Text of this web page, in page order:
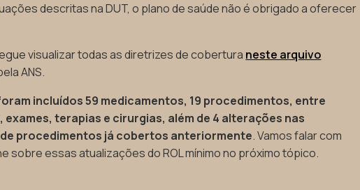
descritas na DUT, o plano de saúde não é obrigado a oferecer
visualizar todas as diretrizes de cobertura neste arquivo
ANS.
incluídos 59 medicamentos, 19 procedimentos, entre
exames, terapias e cirurgias, além de 4 alterações nas
procedimentos já cobertos anteriormente. Vamos falar com
sobre essas atualizações do ROL mínimo no próximo tópico.